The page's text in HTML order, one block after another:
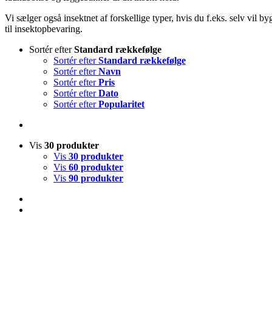
Vi sælger også insektnet af forskellige typer, hvis du f.eks. selv vil
til insektopbevaring.
Sortér efterStandard rækkefølge
Sortér efterStandard rækkefølge
Sortér efterNavn
Sortér efterPris
Sortér efterDato
Sortér efterPopularitet
Vis 30 produkter
Vis 30 produkter
Vis 60 produkter
Vis 90 produkter